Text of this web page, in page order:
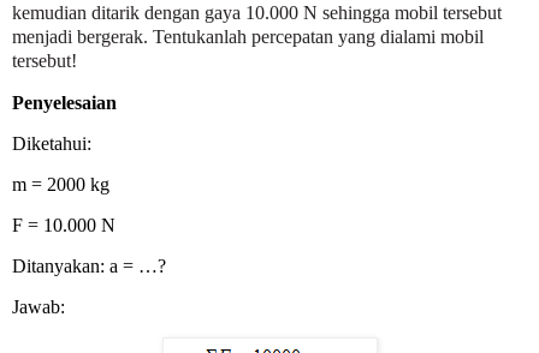
kemudian ditarik dengan gaya 10.000 N sehingga mobil tersebut
menjadi bergerak. Tentukanlah percepatan yang dialami mobil
tersebut!
Penyelesaian
Diketahui:
m = 2000 kg
F = 10.000 N
Ditanyakan: a = …?
Jawab: